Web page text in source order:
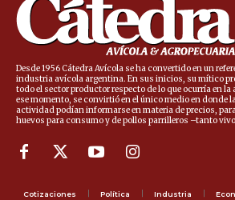
Desde 1956 Cátedra Avícola se ha convertido en un
industria avícola argentina. En sus inicios, su mítico
todo el sector productor respecto de lo que ocurría en
ese momento, se convirtió en el único medio en donde
actividad podían informarse en materia de precios,
huevos para consumo y de pollos parrilleros –tanto
Cotizaciones Política Industria